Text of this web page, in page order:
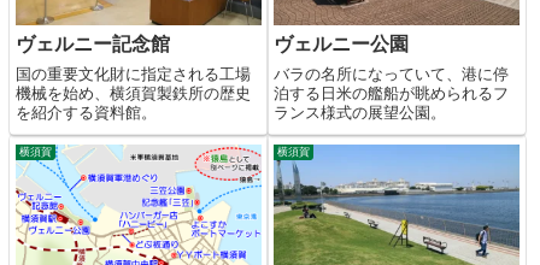
ヴェルニー記念館
国の重要文化財に指定される工場
機械を始め、横須賀製鉄所の歴史
を紹介する資料館。
ヴェルニー公園
バラの名所になっていて、港に停
泊する日米の艦船が眺められるフ
ランス様式の展望公園。
横須賀 横須賀